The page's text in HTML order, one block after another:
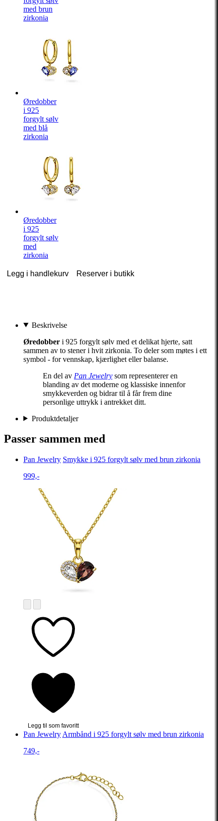
med brun
zirkonia
Øredobber
i 925
forgylt sølv
med blå
zirkonia
Øredobber
i 925
forgylt sølv
med
zirkonia
Legg i handlekurv Reserver i butikk
Beskrivelse
Øredobber i 925 forgylt sølv med et delikat hjerte, satt
sammen av to stener i hvit zirkonia. To deler som møtes i ett
symbol - for vennskap, kjærlighet eller balanse.
En del av Pan Jewelry som representerer en
blanding av det moderne og klassiske innenfor
smykkeverden og bidrar til å får frem dine
personlige uttrykk i antrekket ditt.
Produktdetaljer
Passer sammen med
Pan Jewelry Smykke i 925 forgylt sølv med brun zirkonia
999,-
Legg til som favoritt
Pan Jewelry Armbånd i 925 forgylt sølv med brun zirkonia
749,-